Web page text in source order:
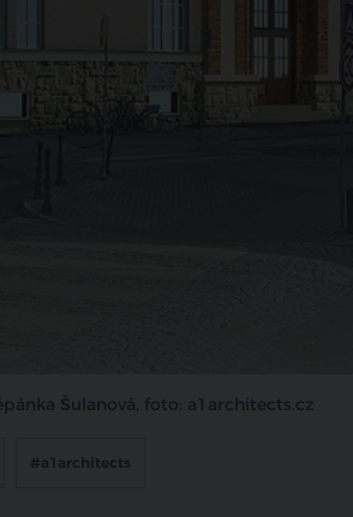
Šulanová, foto: a1architects.cz
#a1architects